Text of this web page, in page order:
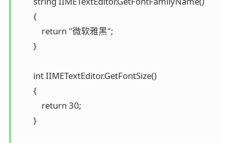
        {
            return "微软雅黑";
        }
        int IIMETextEditor.GetFontSize()
        {
            return 30;
        }